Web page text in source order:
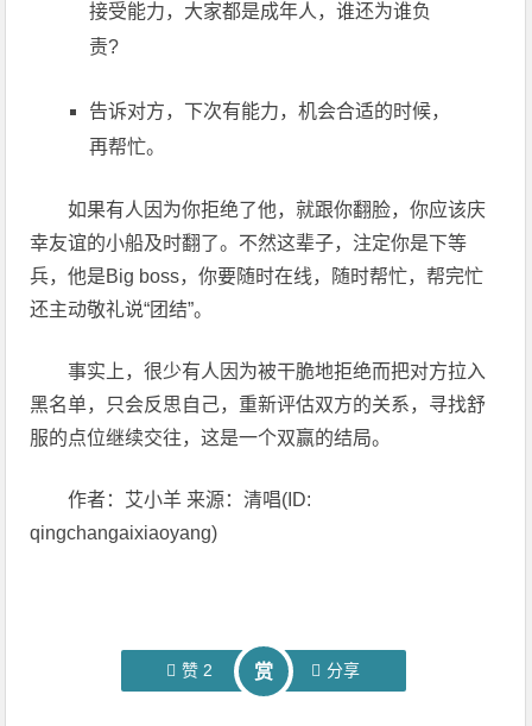
接受能力，大家都是成年人，谁还为谁负
责?
告诉对方，下次有能力，机会合适的时候，
再帮忙。
如果有人因为你拒绝了他，就跟你翻脸，你应该庆
幸友谊的小船及时翻了。不然这辈子，注定你是下等
兵，他是Big boss，你要随时在线，随时帮忙，帮完忙
还主动敬礼说“团结”。
事实上，很少有人因为被干脆地拒绝而把对方拉入
黑名单，只会反思自己，重新评估双方的关系，寻找舒
服的点位继续交往，这是一个双赢的结局。
作者：艾小羊 来源：清唱(ID:
qingchangaixiaoyang)
赞 2 赏 分享